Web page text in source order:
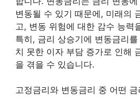
변동될 수 있기 때문에, 미래의
고, 변동 위험에 대한 감수 능력
특히, 금리 상승기에 변동금리
치 못한 이자 부담 증가로 인해
을 겪을 수 있습니다.
고정금리와 변동금리 중 어떤